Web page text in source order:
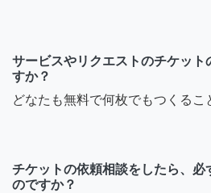
お世話にな
しくお願い致
サービスやリクエストのチケット
すか？
どなたも無料で何枚でもつくるこ
チケットの依頼相談をしたら、必
のですか？